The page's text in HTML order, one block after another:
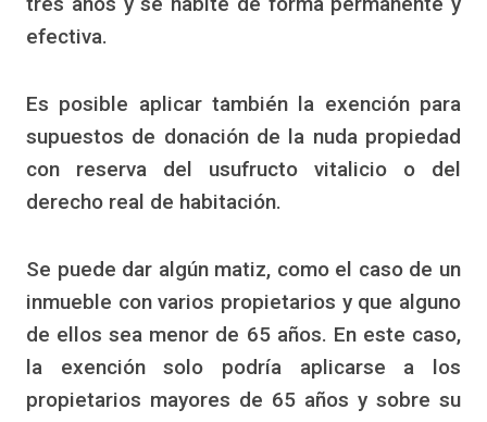
efectiva.
Es posible aplicar también la exención para
supuestos de donación de la nuda propiedad
con reserva del usufructo vitalicio o del
derecho real de habitación.
Se puede dar algún matiz, como el caso de un
inmueble con varios propietarios y que alguno
de ellos sea menor de 65 años. En este caso,
la exención solo podría aplicarse a los
propietarios mayores de 65 años y sobre su